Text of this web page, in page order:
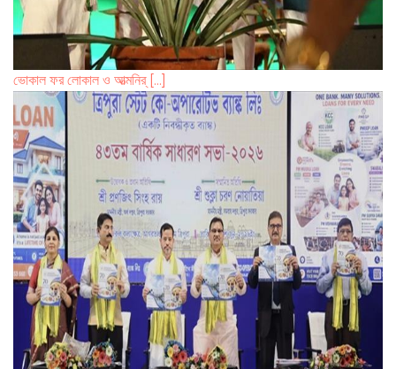
ভোকাল ফর লোকাল ও আত্মনির্ [...]